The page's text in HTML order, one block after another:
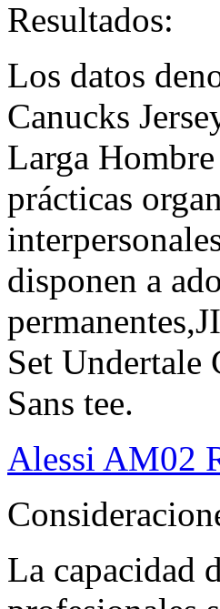
Resultados:
Los datos
Canucks
Larga
prácticas
disponen a
Set Undertale
Sans tee.
Alessi AM02
La capacidad